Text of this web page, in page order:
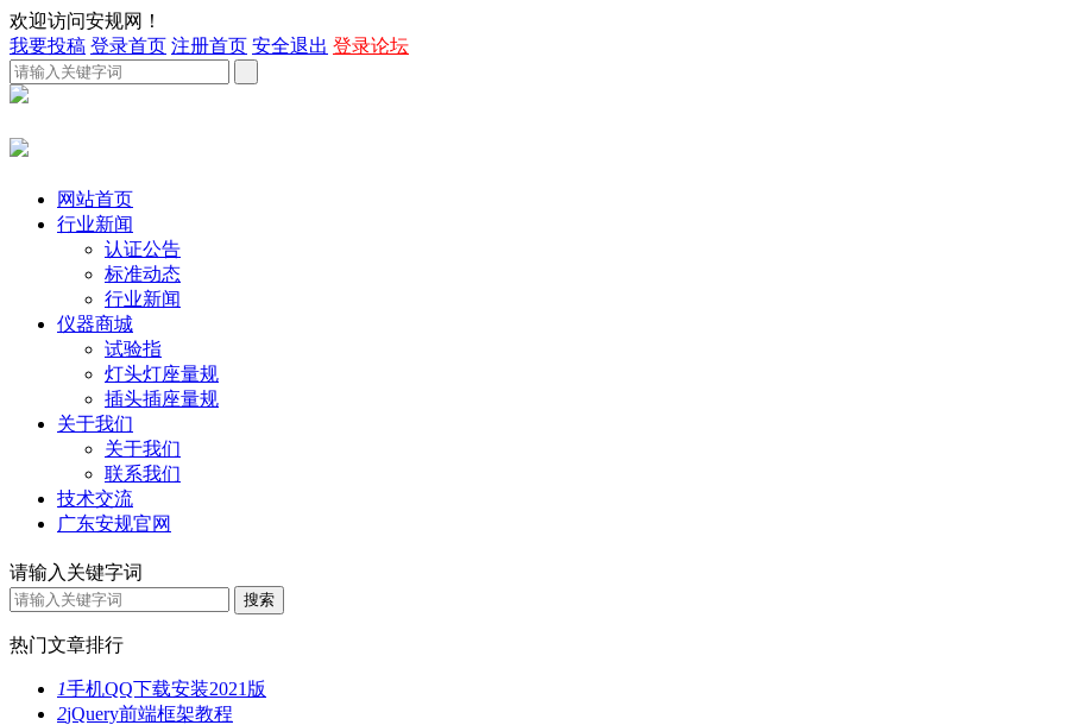
欢迎访问安规网！
我要投稿 登录首页 注册首页 安全退出 登录论坛
网站首页
行业新闻
认证公告
标准动态
行业新闻
仪器商城
试验指
灯头灯座量规
插头插座量规
关于我们
关于我们
联系我们
技术交流
广东安规官网
请输入关键字词
热门文章排行
1手机QQ下载安装2021版
2jQuery前端框架教程